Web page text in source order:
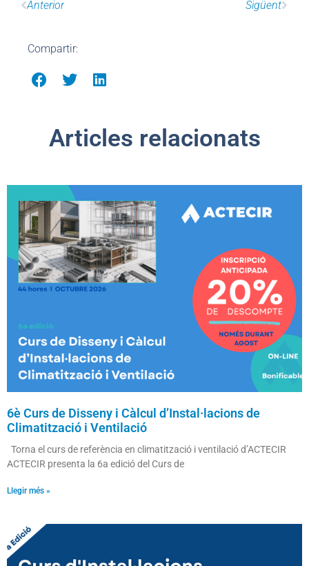
Anterior Sigüent
Compartir:
Articles relacionats
6è Curs de Disseny i Càlcul d’Instal·lacions de
Climatització i Ventilació
Torna el curs de referència en climatització i ventilació d’ACTECIR
ACTECIR presenta la 6a edició del Curs de
Llegir més »